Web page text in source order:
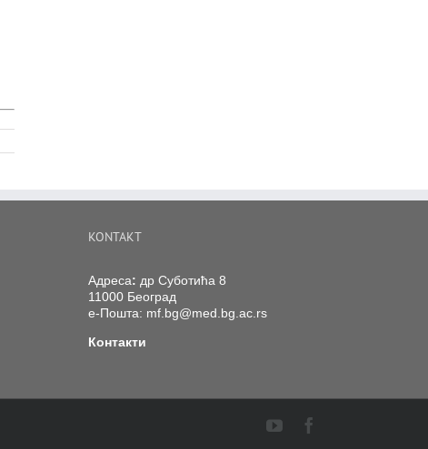
KONTAKT
Адреса: др Суботића 8
11000 Београд
е-Пошта: mf.bg@med.bg.ac.rs
Контакти
YouTube